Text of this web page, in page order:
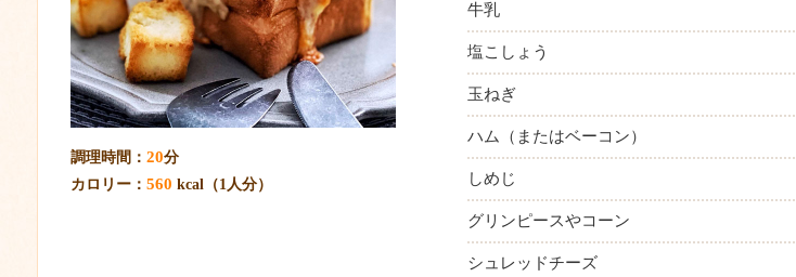
調理時間： 20分
カロリー： 560 kcal（1人分）
牛乳
塩こしょう
玉ねぎ
ハム（またはベーコン）
しめじ
グリンピースやコーン
シュレッドチーズ